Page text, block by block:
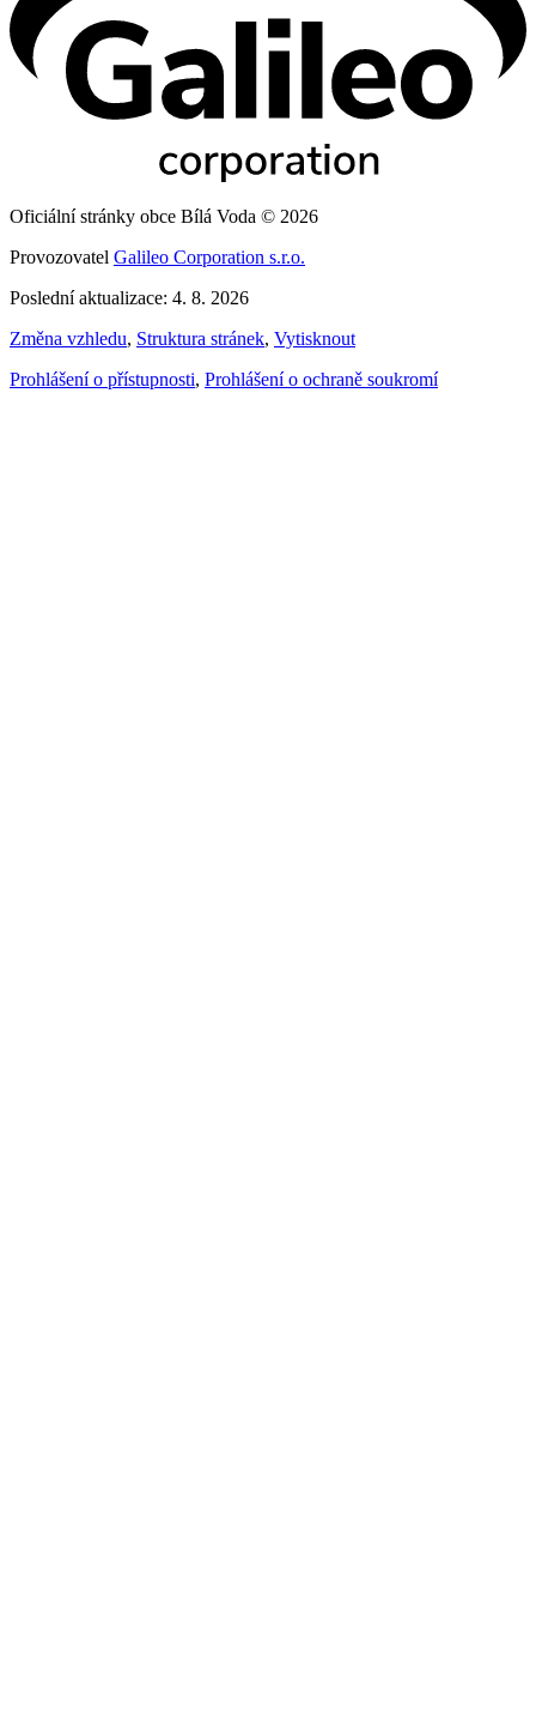
Oficiální stránky obce Bílá Voda © 2026
Provozovatel Galileo Corporation s.r.o.
Poslední aktualizace: 4. 8. 2026
Změna vzhledu, Struktura stránek, Vytisknout
Prohlášení o přístupnosti, Prohlášení o ochraně soukromí